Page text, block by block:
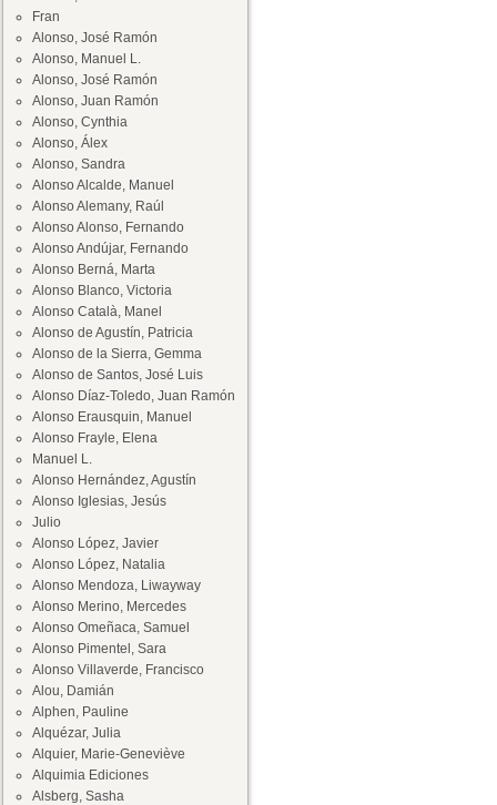
Fran
Alonso, José Ramón
Alonso, Manuel L.
Alonso, José Ramón
Alonso, Juan Ramón
Alonso, Cynthia
Alonso, Álex
Alonso, Sandra
Alonso Alcalde, Manuel
Alonso Alemany, Raúl
Alonso Alonso, Fernando
Alonso Andújar, Fernando
Alonso Berná, Marta
Alonso Blanco, Victoria
Alonso Català, Manel
Alonso de Agustín, Patricia
Alonso de la Sierra, Gemma
Alonso de Santos, José Luis
Alonso Díaz-Toledo, Juan Ramón
Alonso Erausquin, Manuel
Alonso Frayle, Elena
Manuel L.
Alonso Hernández, Agustín
Alonso Iglesias, Jesús
Julio
Alonso López, Javier
Alonso López, Natalia
Alonso Mendoza, Liwayway
Alonso Merino, Mercedes
Alonso Omeñaca, Samuel
Alonso Pimentel, Sara
Alonso Villaverde, Francisco
Alou, Damián
Alphen, Pauline
Alquézar, Julia
Alquier, Marie-Geneviève
Alquimia Ediciones
Alsberg, Sasha